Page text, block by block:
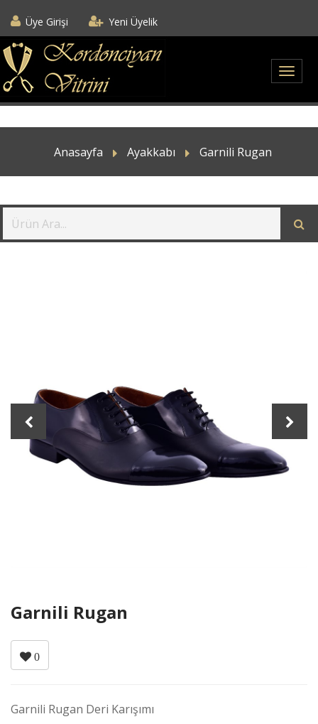
Üye Girişi Yeni Üyelik
Anasayfa Ayakkabı Garnili Rugan
Previous
Garnili Rugan
0
Garnili Rugan Deri Karışımı